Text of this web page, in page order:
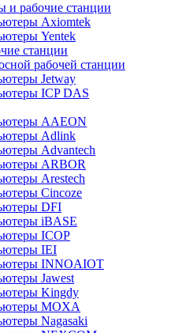
и рабочие станции
Axiomtek
Yentek
станции
рабочей станции
Jetway
ICP DAS
AAEON
Adlink
Advantech
ARBOR
Arestech
Cincoze
DFI
iBASE
ICOP
IEI
INNOAIOT
Jawest
Kingdy
MOXA
Nagasaki